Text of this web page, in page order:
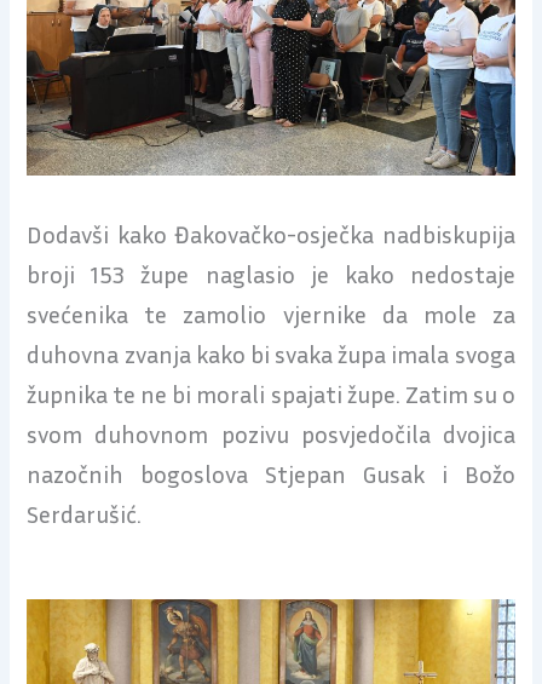
Dodavši kako Đakovačko-osječka nadbiskupija
broji 153 župe naglasio je kako nedostaje
svećenika te zamolio vjernike da mole za
duhovna zvanja kako bi svaka župa imala svoga
župnika te ne bi morali spajati župe. Zatim su o
svom duhovnom pozivu posvjedočila dvojica
nazočnih bogoslova Stjepan Gusak i Božo
Serdarušić.